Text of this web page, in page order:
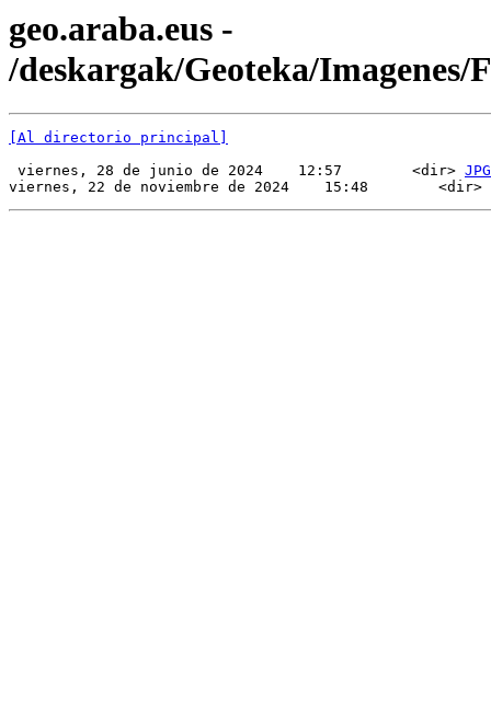
geo.araba.eus -
/deskargak/Geoteka/Imagenes/
[Al directorio principal]
viernes, 28 de junio de 2024    12:57        <dir> JPG
viernes, 22 de noviembre de 2024    15:48        <dir>